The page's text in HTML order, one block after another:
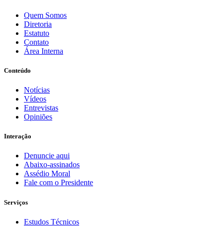
Quem Somos
Diretoria
Estatuto
Contato
Área Interna
Conteúdo
Notícias
Vídeos
Entrevistas
Opiniões
Interação
Denuncie aqui
Abaixo-assinados
Assédio Moral
Fale com o Presidente
Serviços
Estudos Técnicos